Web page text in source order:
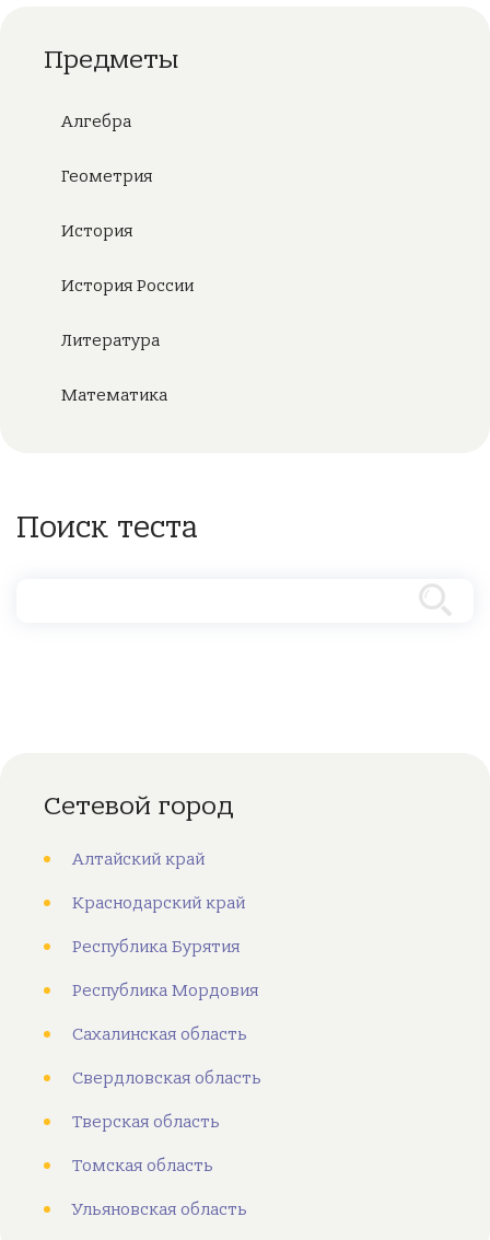
Предметы
Алгебра
Геометрия
История
История России
Литература
Математика
Поиск теста
Сетевой город
Алтайский край
Краснодарский край
Республика Бурятия
Республика Мордовия
Сахалинская область
Свердловская область
Тверская область
Томская область
Ульяновская область